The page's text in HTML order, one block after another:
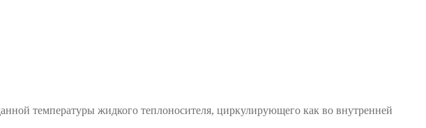
температуры жидкого теплоносителя, циркулирующего как во внутренней